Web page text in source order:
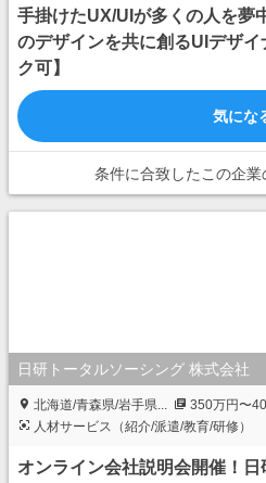
手掛けたUX/UIが多くの人を夢
のデザインを共に創るUIデザ
ク可】
気にな
条件に合致したこの企業
日研トータルソーシング 株式会社
北海道/青森県/岩手県...
350万円〜
人材サービス（紹介/派遣/教育/研修）
オンライン会社説明会開催！